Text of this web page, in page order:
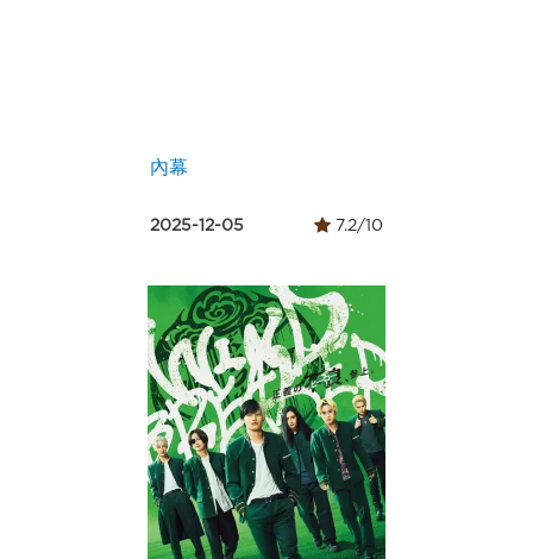
內幕
2025-12-05 7.2/10